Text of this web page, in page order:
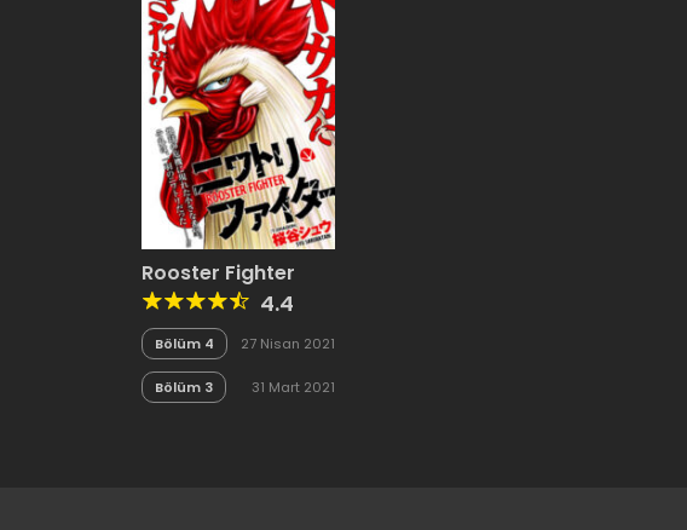
Rooster Fighter
4.4
Bölüm 4 27 Nisan 2021
Bölüm 3 31 Mart 2021